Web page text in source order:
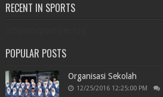
RECENT IN SPORTS
POPULAR POSTS
Organisasi Sekolah
12/25/2016 12:25:00 PM